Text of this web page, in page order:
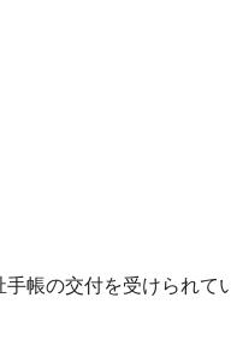
帳の交付を受けられて